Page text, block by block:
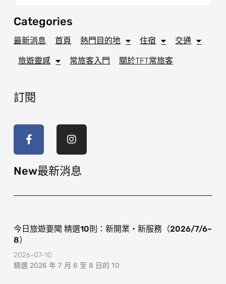
Categories
最新消息 首頁 熱門目的地 住宿 交通
旅遊靈感 常旅客入門 關於TFT常旅客
訂閱
c
o
-
s
g
r
m
New最新消息
今日旅遊要聞 精選10則：新開業・新服務（2026/7/6–
8）
2026-07-10
精選 2026 年 7 月 6 至 8 日的 10